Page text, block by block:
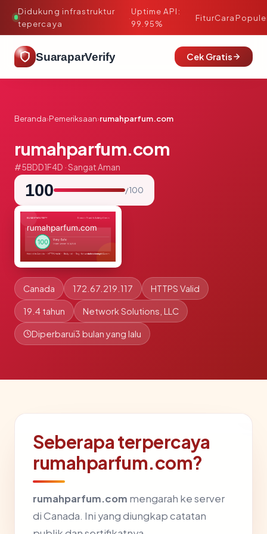
Didukung infrastruktur
tepercaya
·
Uptime API:
99.95%
FiturCara
SuaraparVerify Cek Gratis
Beranda›Pemeriksaan›rumahparfum.com
rumahparfum.com
#5BDD1F4D · Sangat Aman
100 / 100
Canada 172.67.219.117 HTTPS Valid
19.4 tahun Network Solutions, LLC
Diperbarui3 bulan yang lalu
Seberapa terpercaya
rumahparfum.com?
rumahparfum.com mengarah ke server
di Canada. Ini yang diungkap catatan